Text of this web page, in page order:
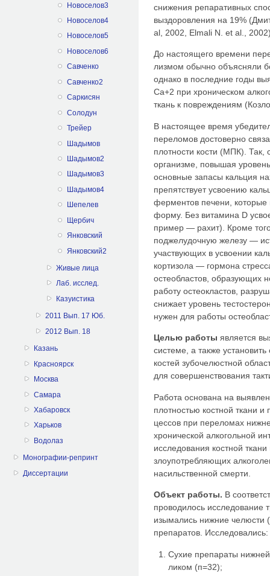
Новоселов3
Новоселов4
Новоселов5
Новоселов6
Савченко
Савченко2
Саркисян
Солодун
Трейер
Шадымов
Шадымов2
Шадымов3
Шадымов4
Шепелев
Щербич
Янковский
Янковский2
Живые лица
Лаб. исслед.
Казуистика
2011 Вып. 17 Юб.
2012 Вып. 18
Казань
Красноярск
Москва
Самара
Хабаровск
Харьков
Водолаз
Монографии-репринт
Диссертации
снижения репаративных
выздоровления на 19%
al, 2002, Elmali N. et al.,
До настоящего времени
лизмом обычно объясняли
однако в последние годы
Са+2 при хроническом
ткань к повреждениям
В настоящее время
переломов достоверно
плотности кости (МПК). Так,
организме, повы­шая
основные запасы каль­ция
препятствует усвоению
ферментов печени, которые
форму. Без витамина D
пример — рахит). Кроме
поджелудочную железу —
участвующих в усвоении
кортизола — гормона
остеобластов, образующих
работу остеокластов,
снижает уровень
нужен для работы
Целью работы является
системе, а также
костей зубочелюстной
для совершенствования
Работа основана на
плотностью костной ткани
цессов при переломах
хронической алкогольной
исследования костной
злоупотребляющих
насильственной смерти.
Объект работы. В
проводилось исследование
изымались нижние челюсти
препаратов. Исследовались:
Сухие препараты
ликом (п=32);